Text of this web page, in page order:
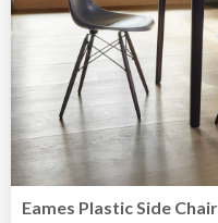
Eames Plastic Side